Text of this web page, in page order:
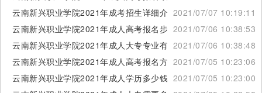
云南新兴职业学院2021年成考招生详细介绍2021/07/07 10:19:11
云南新兴职业学院2021年成人高考报名步骤2021/07/06 10:38:53
云南新兴职业学院2021年成人大专专业有多少2021/07/06 10:38:48
云南新兴职业学院2021年成人高考报名方法2021/07/05 10:23:06
云南新兴职业学院2021年成人学历多少钱可以读2021/07/05 10:23:00